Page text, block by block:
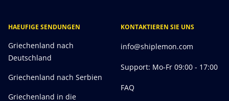
HAEUFIGE SENDUNGEN
Griechenland nach
Deutschland
Griechenland nach Serbien
Griechenland in die
KONTAKTIEREN SIE UNS
info@shiplemon.com
Support: Mo-Fr 09:00 - 17:00
FAQ